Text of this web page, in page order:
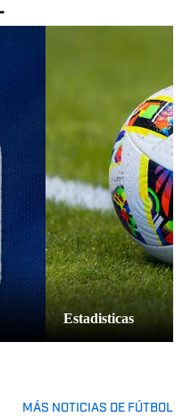
Estadisticas
MÁS NOTICIAS DE FÚTBOL